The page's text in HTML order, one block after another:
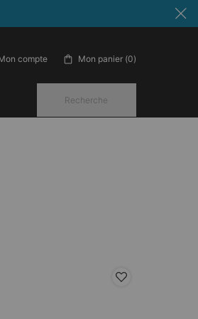
compte Mon panier 0
0 produit in cart
Recherche